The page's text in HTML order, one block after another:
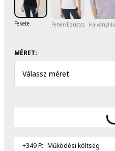
Fekete Fehér/EzüstszínHalványlila
MÉRET:
Válassz méret:
+349 Ft Működési költség